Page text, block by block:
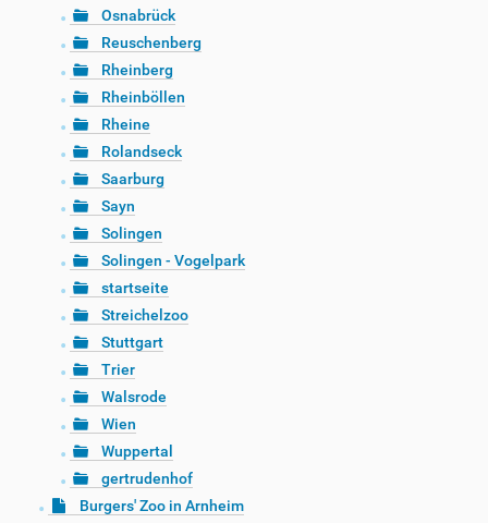
Osnabrück
Reuschenberg
Rheinberg
Rheinböllen
Rheine
Rolandseck
Saarburg
Sayn
Solingen
Solingen - Vogelpark
startseite
Streichelzoo
Stuttgart
Trier
Walsrode
Wien
Wuppertal
gertrudenhof
Burgers' Zoo in Arnheim